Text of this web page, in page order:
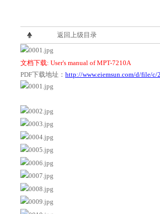
返回上级目录
文档下载: User's manual of MPT-7210A
PDF下载地址： http://www.eiemsun.com/d/file/